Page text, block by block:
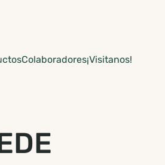
Colaboradores¡Visitanos!